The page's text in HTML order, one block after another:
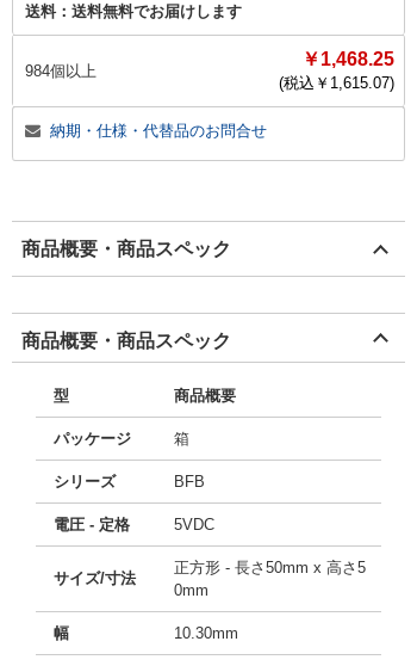
送料： 送料無料でお届けします
984個以上
￥1,468.25
(税込￥ 1,615.07)
納期・仕様・代替品のお問合せ
商品概要・商品スペック
商品概要・商品スペック
型 商品概要
パッケージ 箱
シリーズ BFB
電圧 - 定格 5VDC
サイズ/寸法
正方形 - 長さ50mm x 高さ5
0mm
幅 10.30mm